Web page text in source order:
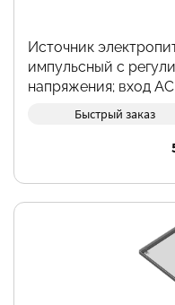
Источник
импульсный с
напряжения; вход
Быстрый заказ